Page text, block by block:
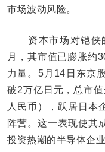
市场波动风险。
资本市场对铠侠
月，其市值已膨胀约
力量。5月14日东京
破2万亿日元，总市
人民币），跃居日本
阵营。这一表现使其
投资热潮的半导体企业